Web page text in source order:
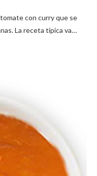
con curry que se
La receta típica va…